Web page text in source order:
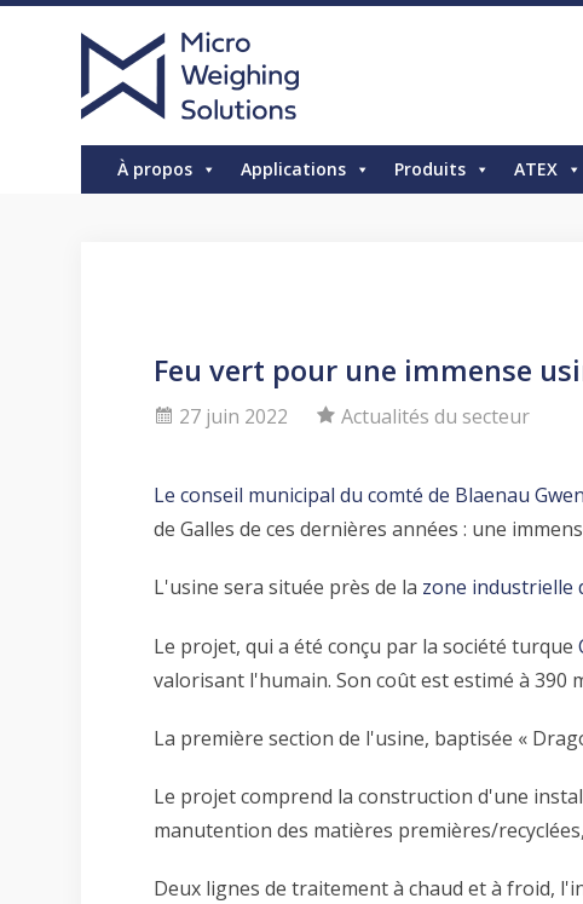
À propos Applications Produits ATEX
Feu vert pour une immense
27 juin 2022 Actualités du secteur
Le conseil municipal du comté de Blaenau
de Galles de ces dernières années : une
L'usine sera située près de la zone industrielle
Le projet, qui a été conçu par la société turque
valorisant l'humain. Son coût est estimé à 390
La première section de l'usine, baptisée «
Le projet comprend la construction d'une
manutention des matières premières/
Deux lignes de traitement à chaud et à froid,